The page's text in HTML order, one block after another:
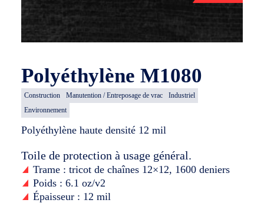
Toiles et filets
Matériaux
SOUMISSION
Entreprise de toiles et filets partout au Québec
Carrières
L’entreprise
Polyéthylène M1080
Construction Manutention / Entreposage de vrac
Industriel
Environnement
Polyéthylène haute densité 12 mil
Toile de protection à usage général.
Trame : tricot de chaînes 12×12, 1600 deniers
Poids : 6.1 oz/v2
Épaisseur : 12 mil